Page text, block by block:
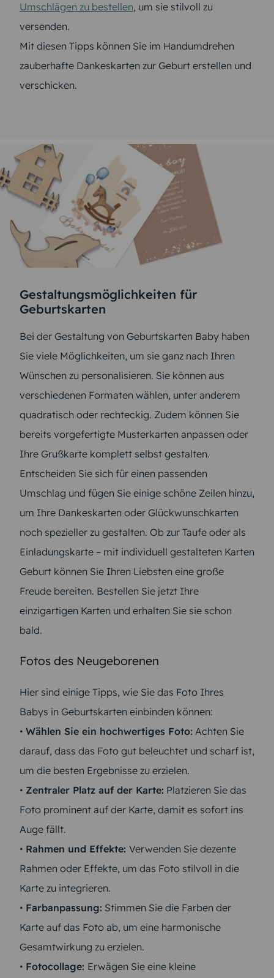
Umschlägen zu bestellen, um sie stilvoll zu
versenden.
Mit diesen Tipps können Sie im Handumdrehen
zauberhafte Dankeskarten zur Geburt erstellen und
verschicken.
Gestaltungsmöglichkeiten für
Geburtskarten
Bei der Gestaltung von Geburtskarten Baby haben
Sie viele Möglichkeiten, um sie ganz nach Ihren
Wünschen zu personalisieren. Sie können aus
verschiedenen Formaten wählen, unter anderem
quadratisch oder rechteckig. Zudem können Sie
bereits vorgefertigte Musterkarten anpassen oder
Ihre Grußkarte komplett selbst gestalten.
Entscheiden Sie sich für einen passenden
Umschlag und fügen Sie einige schöne Zeilen hinzu,
um Ihre Dankeskarten oder Glückwunschkarten
noch spezieller zu gestalten. Ob zur Taufe oder als
Einladungskarte – mit individuell gestalteten Karten
Geburt können Sie Ihren Liebsten eine große
Freude bereiten. Bestellen Sie jetzt Ihre
einzigartigen Karten und erhalten Sie sie schon
bald.
Fotos des Neugeborenen
Hier sind einige Tipps, wie Sie das Foto Ihres
Babys in Geburtskarten einbinden können:
• Wählen Sie ein hochwertiges Foto: Achten Sie
darauf, dass das Foto gut beleuchtet und scharf ist,
um die besten Ergebnisse zu erzielen.
• Zentraler Platz auf der Karte: Platzieren Sie das
Foto prominent auf der Karte, damit es sofort ins
Auge fällt.
• Rahmen und Effekte: Verwenden Sie dezente
Rahmen oder Effekte, um das Foto stilvoll in die
Karte zu integrieren.
• Farbanpassung: Stimmen Sie die Farben der
Karte auf das Foto ab, um eine harmonische
Gesamtwirkung zu erzielen.
• Fotocollage: Erwägen Sie eine kleine